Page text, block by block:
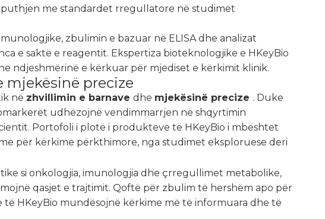
me standardet rregullatore në studimet
zbulimin e bazuar në ELISA dhe analizat
e saktë e reagentit. Ekspertiza bioteknologjike e HKeyBio
ndjeshmërinë e kërkuar për mjediset e kërkimit klinik.
precize
në zhvillimin e barnave dhe mjekësinë precize . Duke
udhëzojnë vendimmarrjen në shqyrtimin
Portofoli i plotë i produkteve të HKeyBio i mbështet
për kërkime përkthimore, nga studimet eksploruese deri
si onkologjia, imunologjia dhe çrregullimet metabolike,
qasjet e trajtimit. Qoftë për zbulim të hershëm apo për
HKeyBio mundësojnë kërkime më të informuara dhe të